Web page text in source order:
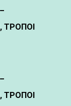
ΤΡΟΠΟΙ
ΤΡΟΠΟΙ